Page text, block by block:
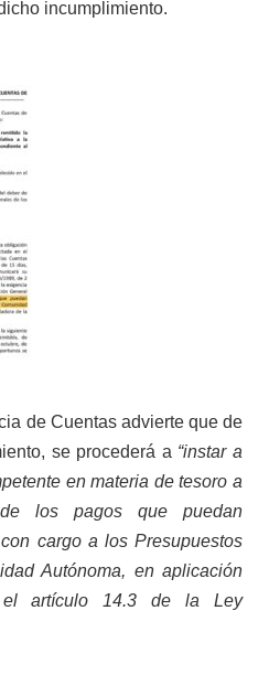
incumplimiento.
de Cuentas advierte que de
se procederá a “instar a
en materia de tesoro a
los pagos que puedan
cargo a los Presupuestos
Autónoma, en aplicación
artículo 14.3 de la Ley